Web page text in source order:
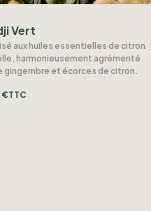
Vert
aux huiles essentielles de citron
harmonieusement agrémenté
gingembre et écorces de citron.
€TTC